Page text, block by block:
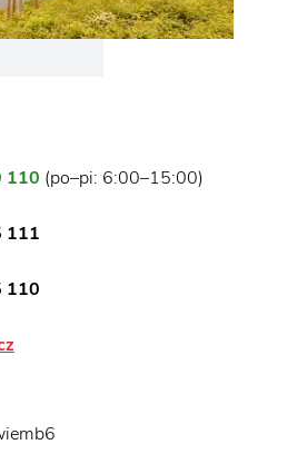
110 (po–pi: 6:00–15:00)
111
110